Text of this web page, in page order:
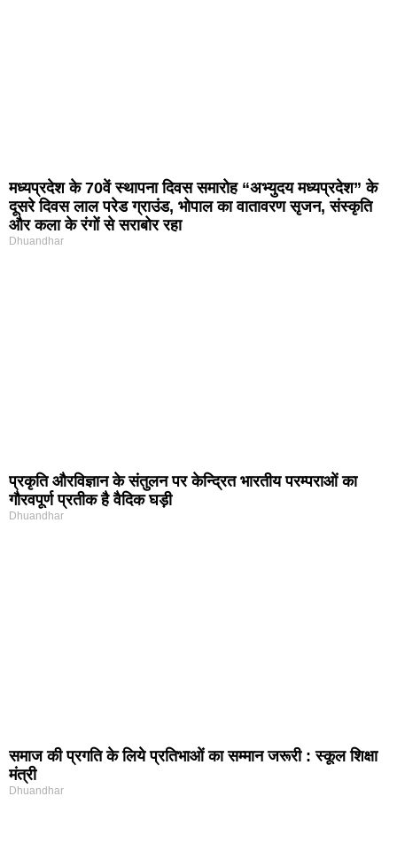
मध्यप्रदेश के 70वें स्थापना दिवस समारोह “अभ्युदय मध्यप्रदेश” के
दूसरे दिवस लाल परेड ग्राउंड, भोपाल का वातावरण सृजन, संस्कृति
और कला के रंगों से सराबोर रहा
Dhuandhar
प्रकृति और‍विज्ञान के संतुलन पर केन्द्रित भारतीय परम्पराओं का
गौरवपूर्ण प्रतीक है वैदिक घड़ी
Dhuandhar
समाज की प्रगति के लिये प्रतिभाओं का सम्मान जरूरी : स्कूल शिक्षा
मंत्री
Dhuandhar